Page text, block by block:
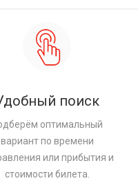
поиск
оптимальный
вариант по времени
или прибытия и
стоимости билета.